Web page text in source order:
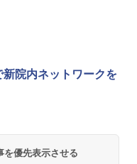
院内ネットワークを
優先表示させる